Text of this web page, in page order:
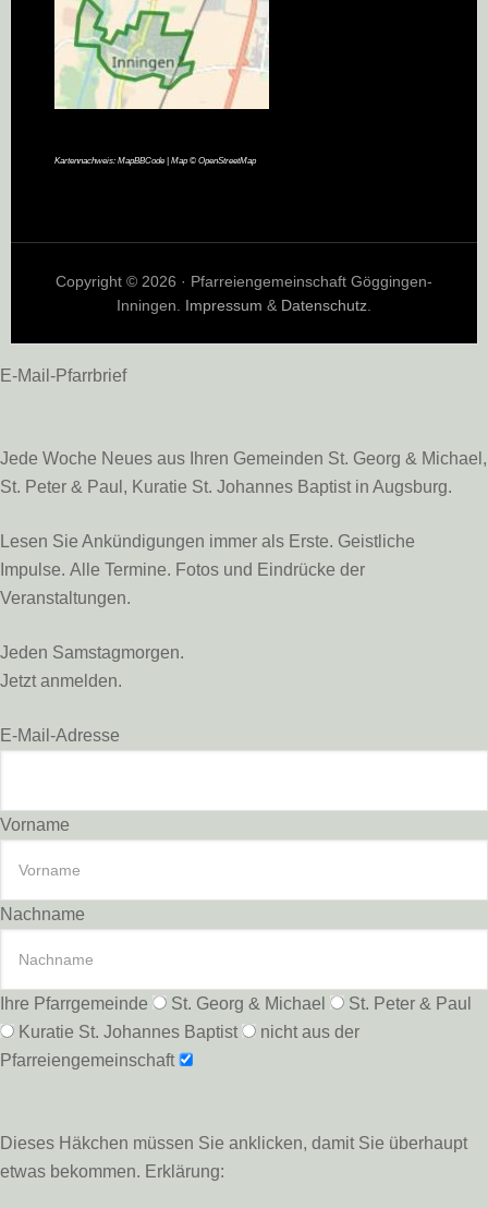
Kartennachweis: MapBBCode| Map © OpenStreetMap
Copyright © 2026 · Pfarreiengemeinschaft Göggingen-
Inningen. Impressum & Datenschutz.
E-Mail-Pfarrbrief
Jede Woche Neues aus Ihren Gemeinden St. Georg & Michael,
St. Peter & Paul, Kuratie St. Johannes Baptist in Augsburg.
Lesen Sie Ankündigungen immer als Erste. Geistliche
Impulse. Alle Termine. Fotos und Eindrücke der
Veranstaltungen.
Jeden Samstagmorgen.
Jetzt anmelden.
E-Mail-Adresse
Vorname
Nachname
Ihre Pfarrgemeinde St. Georg & Michael
St. Peter & Paul
Kuratie St. Johannes Baptist
nicht aus der
Pfarreiengemeinschaft
Dieses Häkchen müssen Sie anklicken, damit Sie überhaupt
etwas bekommen. Erklärung: